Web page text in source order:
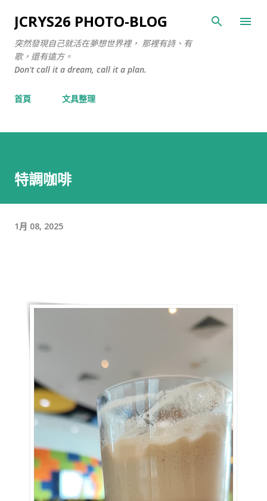
跳至主要內容
JCRYS26 PHOTO-BLOG
突然發現自己就活在夢想世界裡， 那裡有詩、有
歌，還有遠方。
Don't call it a dream, call it a plan.
首頁 文具整理
特調咖啡
1月 08, 2025